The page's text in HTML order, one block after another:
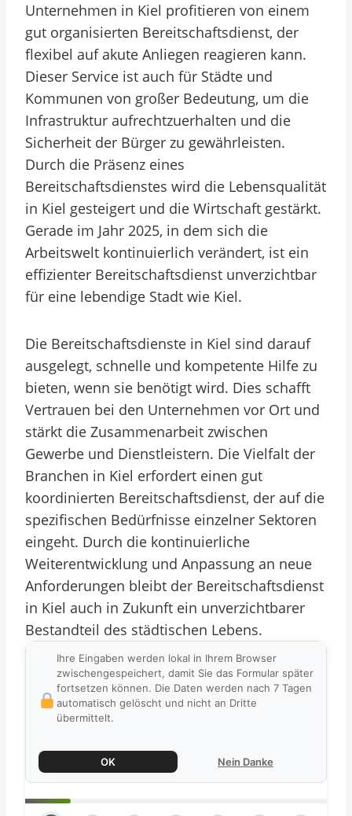
Unternehmen in Kiel profitieren von einem
gut organisierten Bereitschaftsdienst, der
flexibel auf akute Anliegen reagieren kann.
Dieser Service ist auch für Städte und
Kommunen von großer Bedeutung, um die
Infrastruktur aufrechtzuerhalten und die
Sicherheit der Bürger zu gewährleisten.
Durch die Präsenz eines
Bereitschaftsdienstes wird die Lebensqualität
in Kiel gesteigert und die Wirtschaft gestärkt.
Gerade im Jahr 2025, in dem sich die
Arbeitswelt kontinuierlich verändert, ist ein
effizienter Bereitschaftsdienst unverzichtbar
für eine lebendige Stadt wie Kiel.
Die Bereitschaftsdienste in Kiel sind darauf
ausgelegt, schnelle und kompetente Hilfe zu
bieten, wenn sie benötigt wird. Dies schafft
Vertrauen bei den Unternehmen vor Ort und
stärkt die Zusammenarbeit zwischen
Gewerbe und Dienstleistern. Die Vielfalt der
Branchen in Kiel erfordert einen gut
koordinierten Bereitschaftsdienst, der auf die
spezifischen Bedürfnisse einzelner Sektoren
eingeht. Durch die kontinuierliche
Weiterentwicklung und Anpassung an neue
Anforderungen bleibt der Bereitschaftsdienst
in Kiel auch in Zukunft ein unverzichtbarer
Bestandteil des städtischen Lebens.
Ihre Eingaben werden lokal in Ihrem Browser
zwischengespeichert, damit Sie das Formular später
fortsetzen können. Die Daten werden nach 7 Tagen
automatisch gelöscht und nicht an Dritte
übermittelt.
OK Nein Danke